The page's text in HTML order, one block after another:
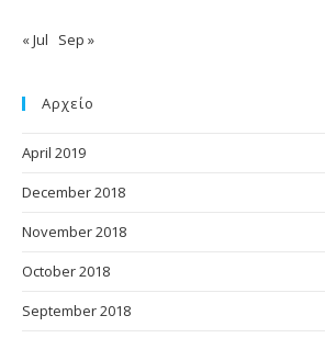
« Jul Sep »
Αρχείο
April 2019
December 2018
November 2018
October 2018
September 2018